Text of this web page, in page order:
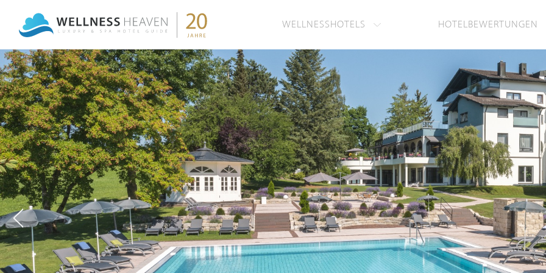
WELLNESSHOTELS HOTELBEWERTUNGEN